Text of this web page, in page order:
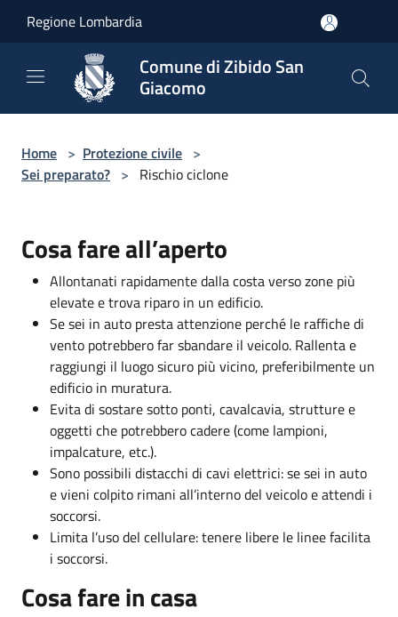
Regione Lombardia
Comune di Zibido San
Giacomo
Home > Protezione civile >
Sei preparato? > Rischio ciclone
Cosa fare all’aperto
Allontanati rapidamente dalla costa verso zone più
elevate e trova riparo in un edificio.
Se sei in auto presta attenzione perché le raffiche di
vento potrebbero far sbandare il veicolo. Rallenta e
raggiungi il luogo sicuro più vicino, preferibilmente un
edificio in muratura.
Evita di sostare sotto ponti, cavalcavia, strutture e
oggetti che potrebbero cadere (come lampioni,
impalcature, etc.).
Sono possibili distacchi di cavi elettrici: se sei in auto
e vieni colpito rimani all’interno del veicolo e attendi i
soccorsi.
Limita l’uso del cellulare: tenere libere le linee facilita
i soccorsi.
Cosa fare in casa